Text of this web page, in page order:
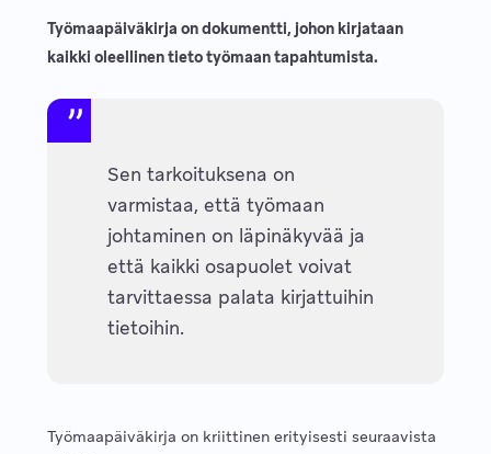
Työmaapäiväkirja on dokumentti, johon kirjataan
kaikki oleellinen tieto työmaan tapahtumista.
Sen tarkoituksena on
varmistaa, että työmaan
johtaminen on läpinäkyvää ja
että kaikki osapuolet voivat
tarvittaessa palata kirjattuihin
tietoihin.
Työmaapäiväkirja on kriittinen erityisesti seuraavista